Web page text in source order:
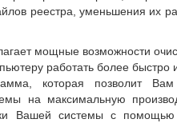
реестра, уменьшения их
мощные возможности
работать более быстро
которая позволит
на максимальную
Вашей системы с